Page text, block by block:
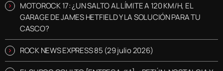
MOTOROCK 17: ¿UN SALTO AL LÍMITE A 120 KM/H, EL
GARAGE DE JAMES HETFIELD Y LA SOLUCIÓN PARA TU
CASCO?
ROCK NEWS EXPRESS 85 (29 julio 2026)